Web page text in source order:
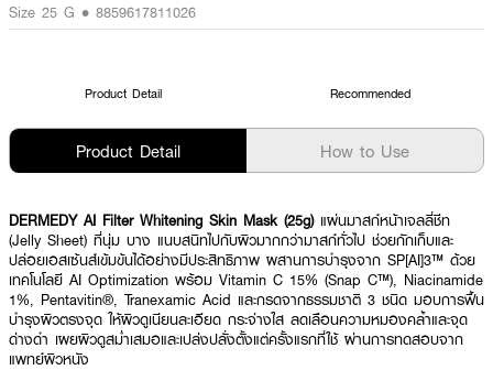
Size 25 G • 8859617811026
Product Detail Recommended
Product Detail How to Use
DERMEDY AI Filter Whitening Skin Mask (25g) แผ่นมาสก์หน้าเจลลี่ชีท
(Jelly Sheet) ที่นุ่ม บาง แนบสนิทไปกับผิวมากกว่ามาสก์ทั่วไป ช่วยกักเก็บและ
ปล่อยเอสเซ้นส์เข้มข้นได้อย่างมีประสิทธิภาพ ผสานการบำรุงจาก SP[AI]3™ ด้วย
เทคโนโลยี AI Optimization พร้อม Vitamin C 15% (Snap C™), Niacinamide
1%, Pentavitin®, Tranexamic Acid และกรดจากธรรมชาติ 3 ชนิด มอบการฟื้น
บำรุงผิวตรงจุด ให้ผิวดูเนียนละเอียด กระจ่างใส ลดเลือนความหมองคล้ำและจุด
ด่างดำ เผยผิวดูสม่ำเสมอและเปล่งปลั่งตั้งแต่ครั้งแรกที่ใช้ ผ่านการทดสอบจาก
แพทย์ผิวหนัง